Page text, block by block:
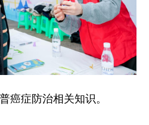
癌症防治相关知识。